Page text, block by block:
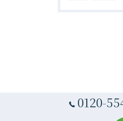
0120-